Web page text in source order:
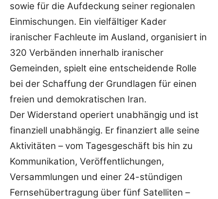
sowie für die Aufdeckung seiner regionalen
Einmischungen. Ein vielfältiger Kader
iranischer Fachleute im Ausland, organisiert in
320 Verbänden innerhalb iranischer
Gemeinden, spielt eine entscheidende Rolle
bei der Schaffung der Grundlagen für einen
freien und demokratischen Iran.
Der Widerstand operiert unabhängig und ist
finanziell unabhängig. Er finanziert alle seine
Aktivitäten – vom Tagesgeschäft bis hin zu
Kommunikation, Veröffentlichungen,
Versammlungen und einer 24-stündigen
Fernsehübertragung über fünf Satelliten –